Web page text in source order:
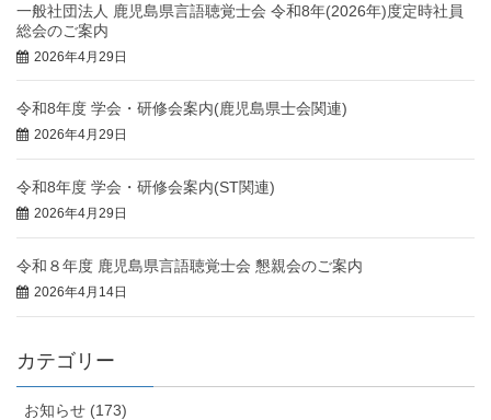
一般社団法人 鹿児島県言語聴覚士会 令和8年(2026年)度定時社員
総会のご案内
2026年4月29日
令和8年度 学会・研修会案内(鹿児島県士会関連)
2026年4月29日
令和8年度 学会・研修会案内(ST関連)
2026年4月29日
令和８年度 鹿児島県言語聴覚士会 懇親会のご案内
2026年4月14日
カテゴリー
お知らせ (173)